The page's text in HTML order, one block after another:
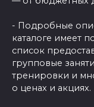
- Подробные
каталоге имеет
список
групповые
тренировки и
о ценах и акциях.